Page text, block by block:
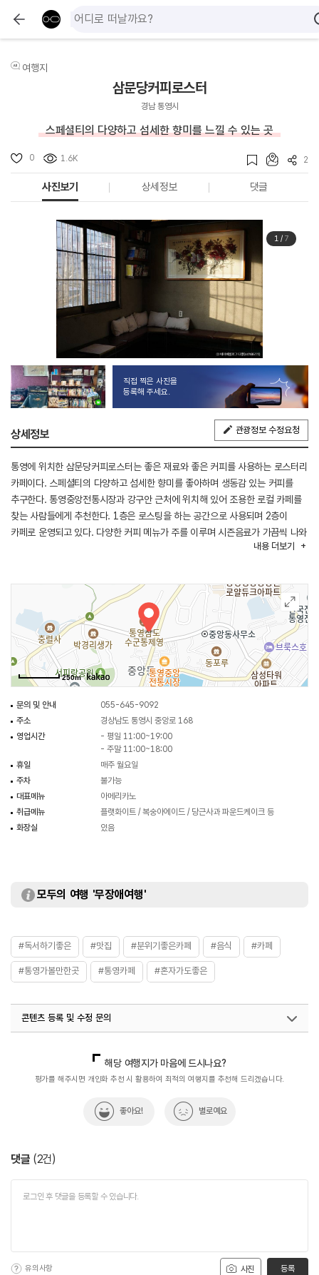
여행지
삼문당커피로스터
경남 통영시
스페셜티의 다양하고 섬세한 향미를 느낄 수 있는 곳
0 1.6K 2
사진보기 상세정보 댓글
1/ 7
직접 찍은 사진을
등록해 주세요.
상세정보 관광정보 수정요청
통영에 위치한 삼문당커피로스터는 좋은 재료와 좋은 커피를 사용하는 로스터리
카페이다. 스페셜티의 다양하고 섬세한 향미를 좋아하며 생동감 있는 커피를
추구한다. 통영중앙전통시장과 강구안 근처에 위치해 있어 조용한 로컬 카페를
찾는 사람들에게 추천한다. 1층은 로스팅을 하는 공간으로 사용되며 2층이
카페로 운영되고 있다. 다양한 커피 메뉴가 주를 이루며 시즌음료가 가끔씩 나와
기대감을 부른다. 디저트 메뉴로는 당근사과 파운드케이크가 있어 음료와 함께
내용 더보기
250m
문의 및 안내
055-645-9092
주소
경상남도 통영시 중앙로 168
영업시간
- 평일 11:00~19:00
- 주말 11:00~18:00
휴일
매주 월요일
주차
불가능
대표메뉴
아메리카노
취급메뉴
플랫화이트 / 복숭아에이드 / 당근사과 파운드케이크 등
화장실
있음
모두의 여행 '무장애여행'
#독서하기좋은 #맛집 #분위기좋은카페 #음식 #카페
#통영가볼만한곳 #통영카페 #혼자가도좋은
콘텐츠 등록 및 수정 문의
해당 여행지가 마음에 드시나요?
평가를 해주시면 개인화 추천 시 활용하여 최적의 여행지를 추천해 드리겠습니다.
좋아요! 별로예요
댓글 (2건)
사진
유의사항 등록